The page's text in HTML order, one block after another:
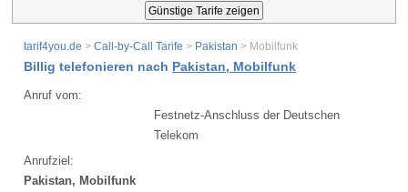
tarif4you.de > Call-by-Call Tarife > Pakistan > Mobilfunk
Billig telefonieren nach Pakistan, Mobilfunk
Anruf vom:
Festnetz-Anschluss der Deutschen
Telekom
Anrufziel:
Pakistan, Mobilfunk